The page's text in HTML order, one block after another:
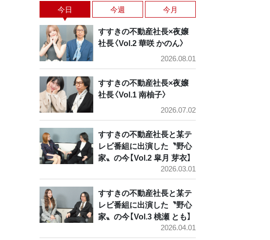
今日 今週 今月
すすきの不動産社長×夜嬢
社長〈Vol.2 華咲 かのん〉
2026.08.01
すすきの不動産社長×夜嬢
社長〈Vol.1 南柚子〉
2026.07.02
すすきの不動産社長と某テ
レビ番組に出演した〝野心
家〟の今【Vol.2 皐月 芽衣】
2026.03.01
すすきの不動産社長と某テ
レビ番組に出演した〝野心
家〟の今【Vol.3 桃瀬 とも】
2026.04.01